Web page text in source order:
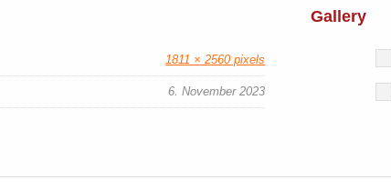
1811 × 2560 pixels
6. November 2023
Gallery